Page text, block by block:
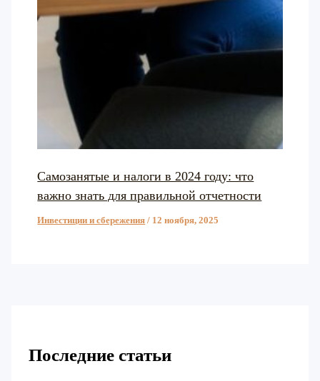
Самозанятые и налоги в 2024 году: что
важно знать для правильной отчетности
Инвестиции и сбережения / 12 ноября, 2025
Последние статьи